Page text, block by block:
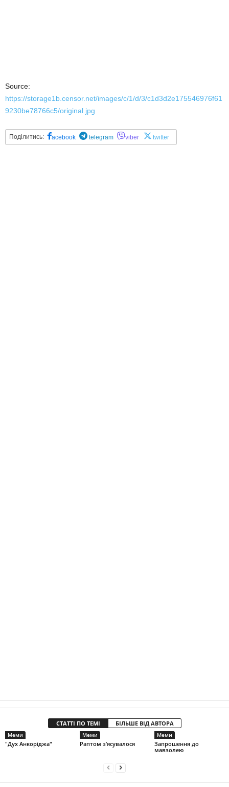
Source:
https://storage1b.censor.net/images/c/1/d/3/c1d3d2e175546976f61
9230be78766c5/original.jpg
Поділитись: acebook telegram viber twitter
СТАТТІ ПО ТЕМІ БІЛЬШЕ ВІД АВТОРА
Меми
"Дух Анкоріджа"
Меми
Раптом з’ясувалося
Меми
Запрошення до
мавзолею